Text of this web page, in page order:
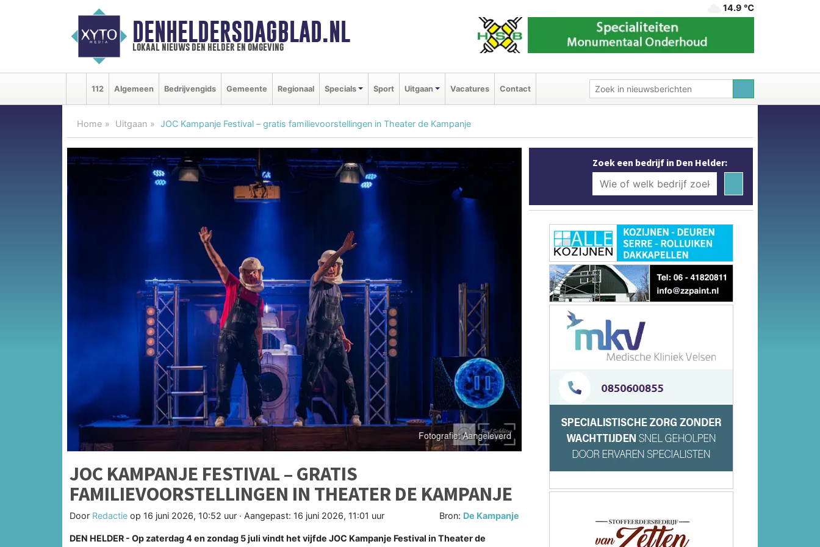
DENHELDERSDAGBLAD.NL
lokaal nieuws den helder en omgeving
14.9 ℃
112 Algemeen Bedrijvengids Gemeente Regionaal Specials Sport Uitgaan Vacatures Contact
Home Uitgaan JOC Kampanje Festival – gratis familievoorstellingen in Theater de Kampanje
JOC KAMPANJE FESTIVAL – GRATIS
FAMILIEVOORSTELLINGEN IN THEATER DE KAMPANJE
Door Redactie op 16 juni 2026, 10:52 uur · Aangepast: 16 juni 2026, 11:01 uur Bron: De Kampanje
DEN HELDER - Op zaterdag 4 en zondag 5 juli vindt het vijfde JOC Kampanje Festival in Theater de
Zoek een bedrijf in Den Helder: